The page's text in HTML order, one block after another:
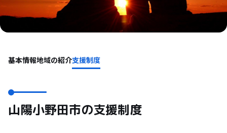
基本情報地域の紹介支援制度
山陽小野田市の支援制度